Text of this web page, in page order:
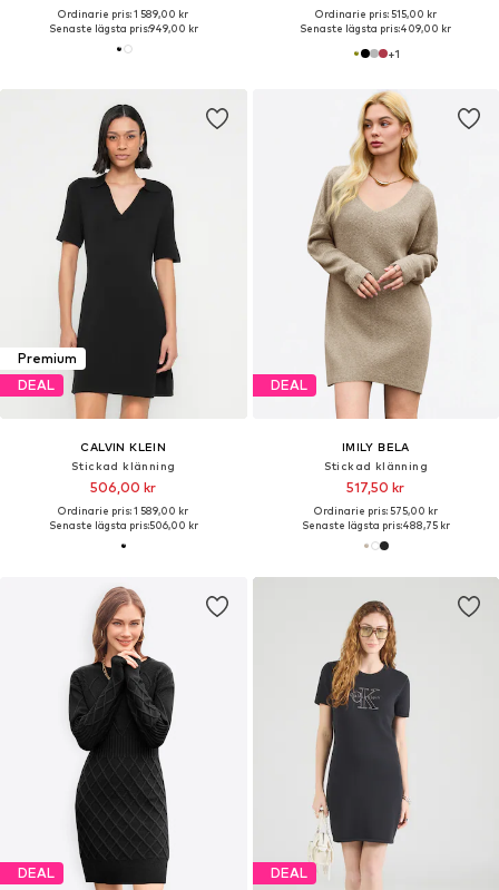
Ordinarie pris: 1 589,00 kr
Senaste lägsta pris:949,00 kr
Ordinarie pris: 515,00 kr
Senaste lägsta pris:409,00 kr
+1
Premium
DEAL
CALVIN KLEIN
Stickad klänning
506,00 kr
Ordinarie pris: 1 589,00 kr
Senaste lägsta pris:506,00 kr
DEAL
IMILY BELA
Stickad klänning
517,50 kr
Ordinarie pris: 575,00 kr
Senaste lägsta pris:488,75 kr
DEAL DEAL